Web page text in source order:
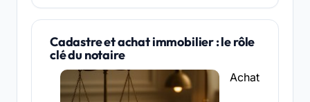
Cadastre et achat immobilier : le rôle
clé du notaire
Achat